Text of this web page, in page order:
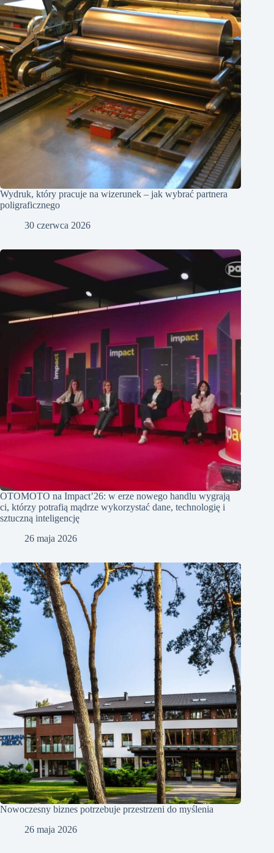
Wydruk, który pracuje na wizerunek – jak wybrać partnera
poligraficznego
30 czerwca 2026
OTOMOTO na Impact’26: w erze nowego handlu wygrają
ci, którzy potrafią mądrze wykorzystać dane, technologię i
sztuczną inteligencję
26 maja 2026
Nowoczesny biznes potrzebuje przestrzeni do myślenia
26 maja 2026